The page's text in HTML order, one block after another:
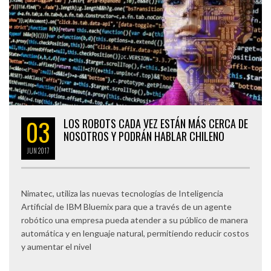
03
JUN2017
LOS ROBOTS CADA VEZ ESTÁN MÁS CERCA DE
NOSOTROS Y PODRÁN HABLAR CHILENO
Nimatec, utiliza las nuevas tecnologías de Inteligencia
Artificial de IBM Bluemix para que a través de un agente
robótico una empresa pueda atender a su público de manera
automática y en lenguaje natural, permitiendo reducir costos
y aumentar el nivel